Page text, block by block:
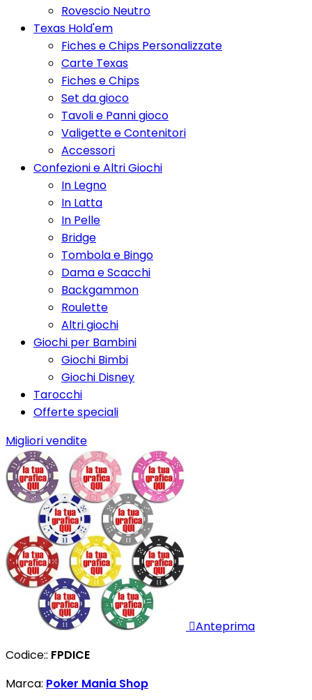
Rovescio Neutro
Texas Hold'em
Fiches e Chips Personalizzate
Carte Texas
Fiches e Chips
Set da gioco
Tavoli e Panni gioco
Valigette e Contenitori
Accessori
Confezioni e Altri Giochi
In Legno
In Latta
In Pelle
Bridge
Tombola e Bingo
Dama e Scacchi
Backgammon
Roulette
Altri giochi
Giochi per Bambini
Giochi Bimbi
Giochi Disney
Tarocchi
Offerte speciali
Migliori vendite
Anteprima
Codice:: FPDICE
Marca: Poker Mania Shop